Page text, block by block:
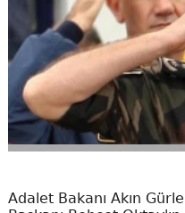
Adalet Bakanı Akın